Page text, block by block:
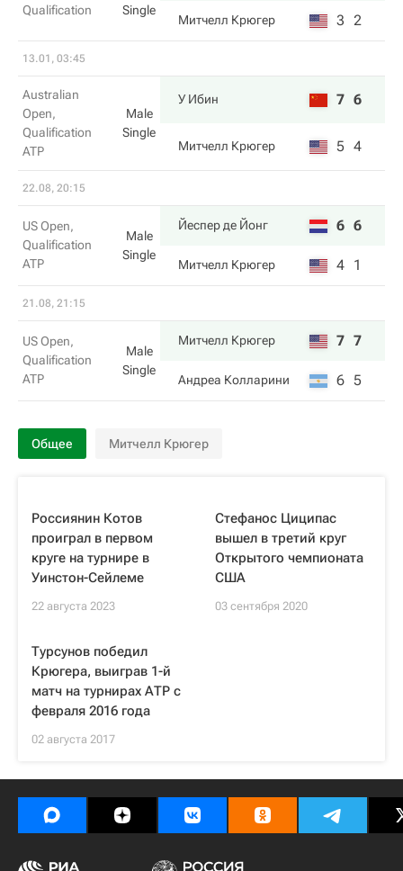
Qualification
Single
Митчелл Крюгер 3 2
13.01, 03:45
Australian
Open,
Qualification
ATP
Male
Single
У Ибин 7 6
Митчелл Крюгер 5 4
22.08, 20:15
US Open,
Qualification
ATP
Male
Single
Йеспер де Йонг 6 6
Митчелл Крюгер 4 1
21.08, 21:15
US Open,
Qualification
ATP
Male
Single
Митчелл Крюгер 7 7
Андреа Колларини 6 5
Общее Митчелл Крюгер
Россиянин Котов
проиграл в первом
круге на турнире в
Уинстон-Сейлеме
22 августа 2023
Стефанос Циципас
вышел в третий круг
Открытого чемпионата
США
03 сентября 2020
Турсунов победил
Крюгера, выиграв 1-й
матч на турнирах АТР с
февраля 2016 года
02 августа 2017